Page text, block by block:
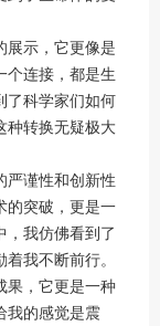
展示，它更像是
个连接，都是生
了科学家们如何
种转换无疑极大
严谨性和创新性
的突破，更是一
，我仿佛看到了
我不断前行。
果，它更是一种
我的感觉是震